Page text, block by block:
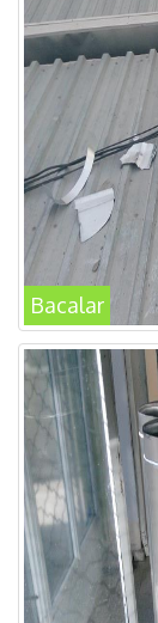
Bacalar